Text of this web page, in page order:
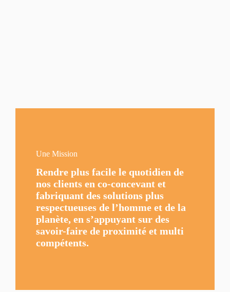
Une Mission
Rendre plus facile le quotidien de
nos clients en co-concevant et
fabriquant des solutions plus
respectueuses de l’homme et de la
planète, en s’appuyant sur des
savoir-faire de proximité et multi
compétents.